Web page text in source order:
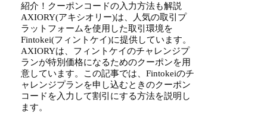
紹介！クーポンコードの入力方法も解説
AXIORY(アキシオリー)は、人気の取引プ
ラットフォームを使用した取引環境を
Fintokei(フィントケイ)に提供しています。
AXIORYは、フィントケイのチャレンジプ
ランが特別価格になるためのクーポンを用
意しています。この記事では、Fintokeiのチ
ャレンジプランを申し込むときのクーポン
コードを入力して割引にする方法を説明し
ます。